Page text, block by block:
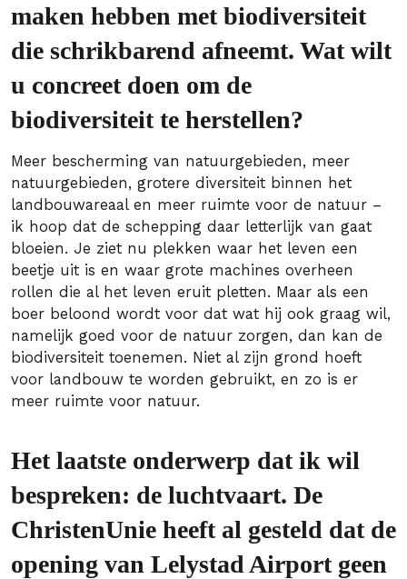
maken hebben met biodiversiteit
die schrikbarend afneemt. Wat wilt
u concreet doen om de
biodiversiteit te herstellen?
Meer bescherming van natuurgebieden, meer
natuurgebieden, grotere diversiteit binnen het
landbouwareaal en meer ruimte voor de natuur –
ik hoop dat de schepping daar letterlijk van gaat
bloeien. Je ziet nu plekken waar het leven een
beetje uit is en waar grote machines overheen
rollen die al het leven eruit pletten. Maar als een
boer beloond wordt voor dat wat hij ook graag wil,
namelijk goed voor de natuur zorgen, dan kan de
biodiversiteit toenemen. Niet al zijn grond hoeft
voor landbouw te worden gebruikt, en zo is er
meer ruimte voor natuur.
Het laatste onderwerp dat ik wil
bespreken: de luchtvaart. De
ChristenUnie heeft al gesteld dat de
opening van Lelystad Airport geen